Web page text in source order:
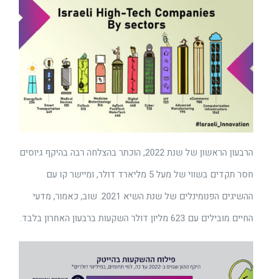
הרבעון הראשון של שנת 2022, הוכתר בהצלחה רבה בהיקף גיוסים
חסר תקדים בשווי של מעל 5 מליארד דולר, ומיישר קו עם
ההשיגים הפנומינלים של שנת השיא 2021. שוב, כאמור, מדעי
החיים מובילים עם 623 מליון דולר השקעות ברבעון האחרון בלבד.